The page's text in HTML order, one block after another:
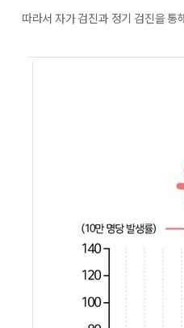
따라서 자가 검진과 정기 검진을 통